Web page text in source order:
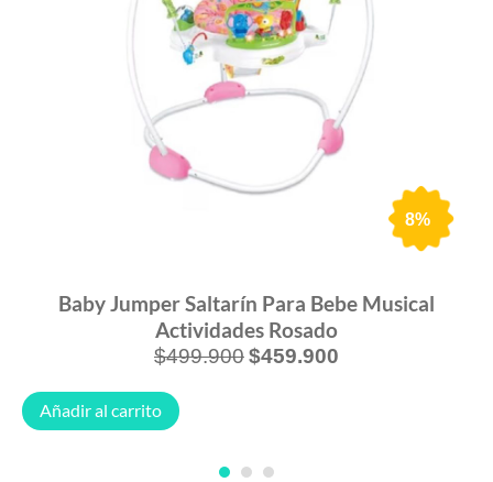
8%
Baby Jumper Saltarín Para Bebe Musical
Actividades Rosado
$499.900$459.900
Añadir al carrito